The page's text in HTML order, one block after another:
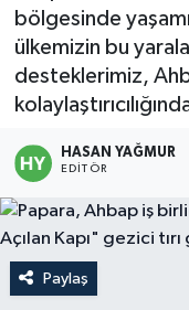
bölgesinde
ülkemizin bu
desteklerimiz,
HASAN YAĞMUR
EDITÖR
Paylaş
Kültür &
Magazin
Spor
Son Dakika
Haber Arşivi